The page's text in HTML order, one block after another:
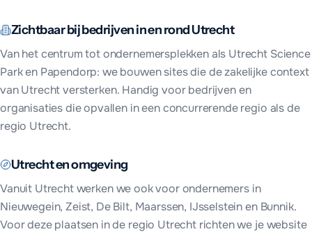
Zichtbaar bij bedrijven in en rondUtrecht
Van het centrum tot ondernemersplekken als Utrecht Science
Park en Papendorp: we bouwen sites die de zakelijke context
vanUtrechtversterken. Handig voor bedrijven en
organisaties die opvallen in een concurrerende regio alsde
regio Utrecht.
Utrechten omgeving
Vanuit Utrechtwerken we ook voor ondernemers in
Nieuwegein, Zeist, De Bilt, Maarssen, IJsselstein en Bunnik.
Voor deze plaatsen inde regio Utrechtrichten we je website